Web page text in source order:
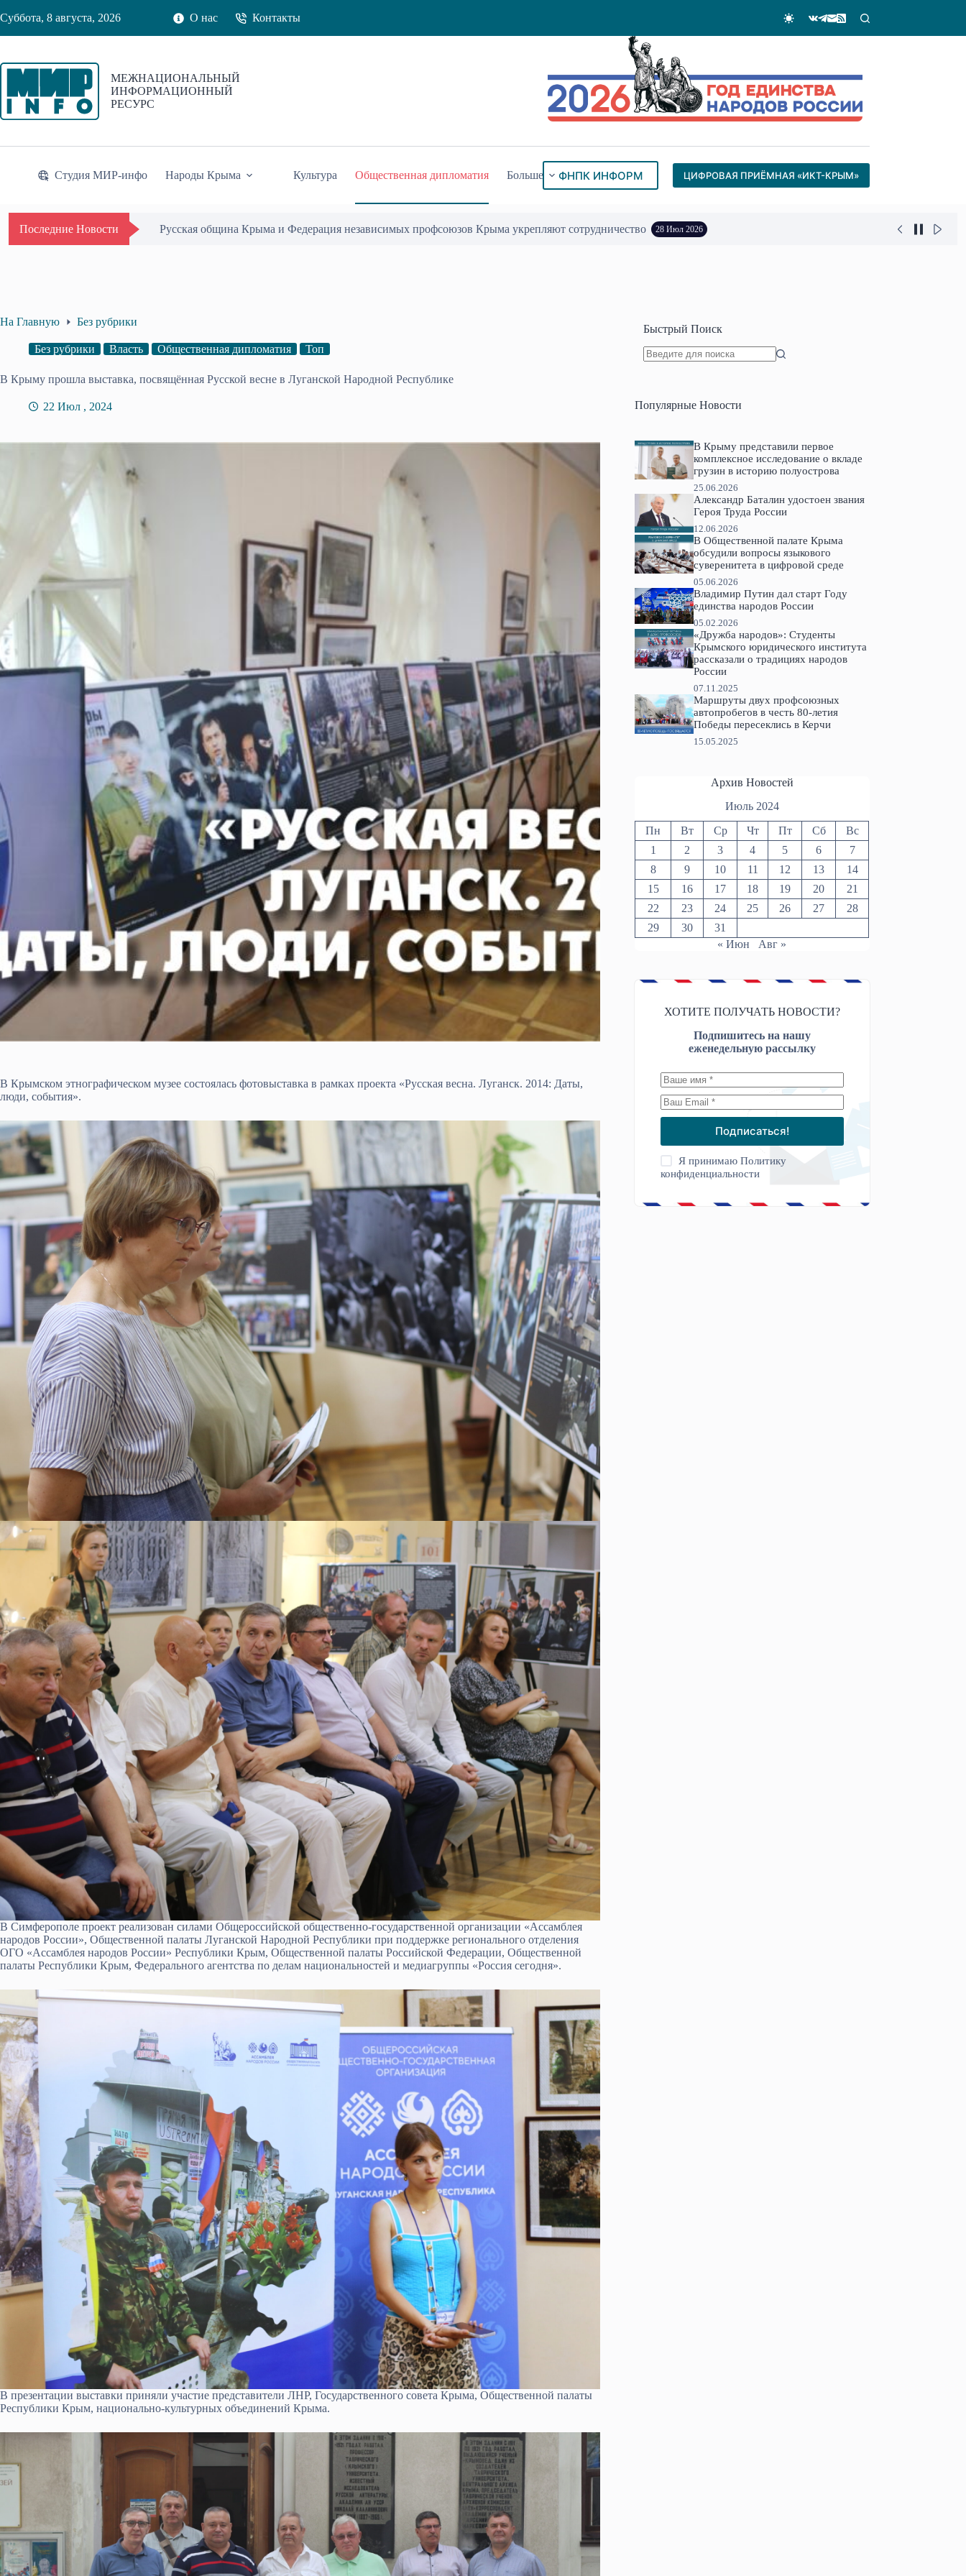
к
Суббота, 8 августа, 2026 О нас Контакты
МЕЖНАЦИОНАЛЬНЫЙ
ИНФОРМАЦИОННЫЙ
РЕСУРС
Студия МИР-инфо Народы Крыма Культура Общественная дипломатия Больше ФНПК ИНФОРМ ЦИФРОВАЯ ПРИЁМНАЯ «ИКТ-КРЫМ»
Последние Новости Одиссей Пипия удостоен Почётного знака «За гражданское служение» 17 Июл 2026
На Главную Без рубрики
Без рубрики Власть Общественная дипломатия Топ
В Крыму прошла выставка, посвящённая Русской весне в Луганской Народной Республике
22 Июл , 2024
В Крымском этнографическом музее состоялась фотовыставка в рамках проекта «Русская весна. Луганск. 2014: Даты,
люди, события».
В Симферополе проект реализован силами Общероссийской общественно-государственной организации «Ассамблея
народов России», Общественной палаты Луганской Народной Республики при поддержке регионального отделения
ОГО «Ассамблея народов России» Республики Крым, Общественной палаты Российской Федерации, Общественной
палаты Республики Крым, Федерального агентства по делам национальностей и медиагруппы «Россия сегодня».
В презентации выставки приняли участие представители ЛНР, Государственного совета Крыма, Общественной палаты
Республики Крым, национально-культурных объединений Крыма.
Быстрый Поиск
Популярные Новости
В Крыму представили первое
комплексное исследование о вкладе
грузин в историю полуострова
25.06.2026
Александр Баталин удостоен звания
Героя Труда России
12.06.2026
В Общественной палате Крыма
обсудили вопросы языкового
суверенитета в цифровой среде
05.06.2026
Владимир Путин дал старт Году
единства народов России
05.02.2026
«Дружба народов»: Студенты
Крымского юридического института
рассказали о традициях народов
России
07.11.2025
Маршруты двух профсоюзных
автопробегов в честь 80-летия
Победы пересеклись в Керчи
15.05.2025
Архив Новостей
Июль 2024
Пн Вт Ср Чт Пт Сб
Вс
1
2 3 4 5 6
7
8
9 10 11 12 13
14
15
16 17 18 19 20
21
22
23 24 25 26 27
28
29
30
31
« Июн
Авг »
ХОТИТЕ ПОЛУЧАТЬ НОВОСТИ?
Подпишитесь на нашу
еженедельную рассылку
Подписаться!
Я принимаюПолитику
конфиденциальности